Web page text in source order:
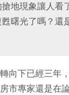
地現象讓人看
曙光了嗎？還
向下已經三年
市專家還是在